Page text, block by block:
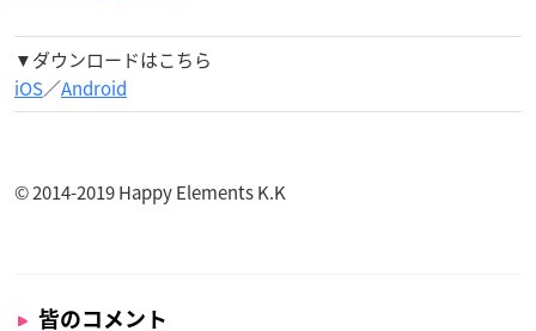
▼ダウンロードはこちら
iOS／Android
© 2014-2019 Happy Elements K.K
皆のコメント